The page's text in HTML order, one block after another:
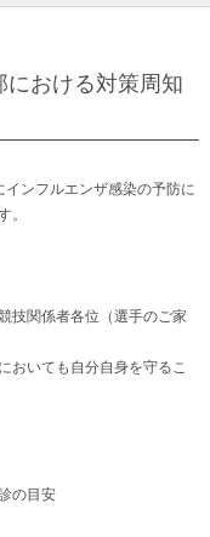
おける対策周知
ンフルエンザ感染の予防に
。
技関係者各位（選手のご家
おいても自分自身を守るこ
の目安